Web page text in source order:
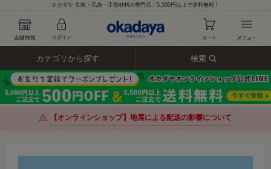
オカダヤ 生地・毛糸・手芸材料の専門店｜5,500円以上で送料無料！
カテゴリから探す 検索
【オンラインショップ】地震による配送の影響について